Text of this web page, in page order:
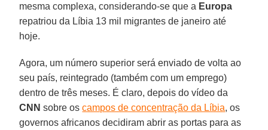
mesma complexa, considerando-se que a Europa
repatriou da Líbia 13 mil migrantes de janeiro até
hoje.
Agora, um número superior será enviado de volta ao
seu país, reintegrado (também com um emprego)
dentro de três meses. É claro, depois do vídeo da
CNN sobre oscampos de concentração da Líbia, os
governos africanos decidiram abrir as portas para as